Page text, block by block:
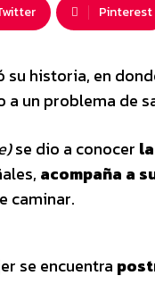
Pinterest
su historia, en
a un problema de
se dio a conocer
acompaña a
caminar.
se encuentra